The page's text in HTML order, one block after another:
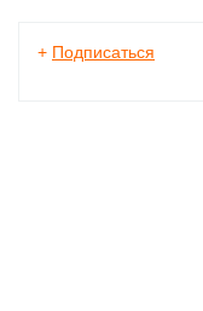
+ Подписаться